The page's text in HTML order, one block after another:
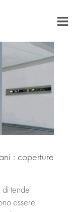
: coperture
tende
essere